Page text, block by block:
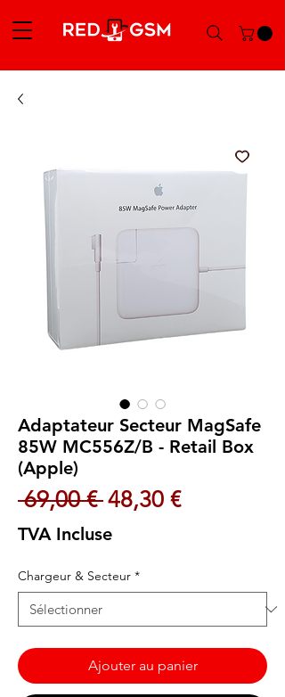
Adaptateur Secteur MagSafe
85W MC556Z/B - Retail Box
(Apple)
69,00 € Prix original
48,30 €Prix
TVA Incluse
Chargeur & Secteur *
Ajouter au panier